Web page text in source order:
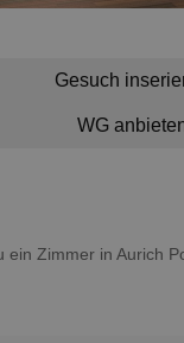
Gesuch
WG
Zimmer in Aurich